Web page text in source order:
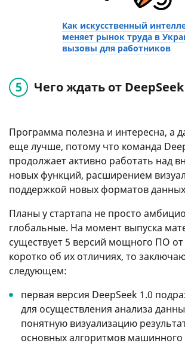
Как искусственный
меняет рынок труда в
вызовы для работников
Чего ждать от
Программа полезна и интересна, а
еще лучше, потому что команда
продолжает активно работать над
новых функций, расширением
поддержкой новых форматов
Планы у стартапа не просто
глобальные. На момент выпуска
существует 5 версий мощного ПО от
коротко об их отличиях, то
следующем:
первая версия DeepSeek 1.0
для осуществления анализа
понятную визуализацию
основных алгоритмов машинного